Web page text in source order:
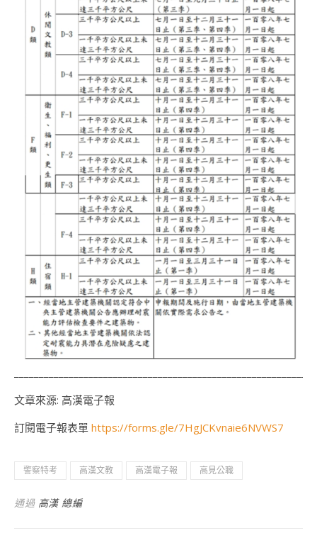
文章來源: 高漢電子報
訂閱電子報表單 https://forms.gle/7HgJCKvnaie6NVWS7
警察特考 高漢文教 高漢電子報 高見公職
通過 高漢 總編